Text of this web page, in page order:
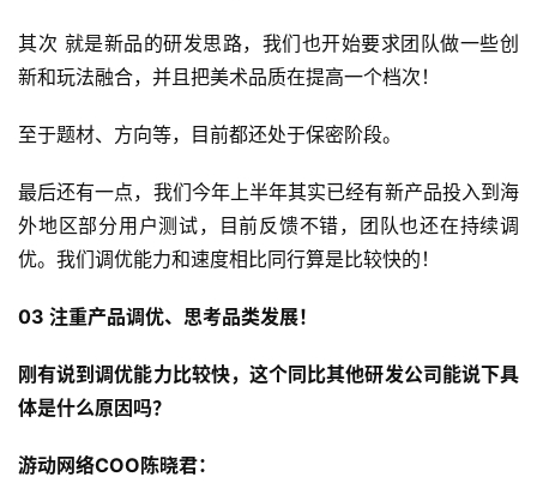
茶
原
创
戏
业
界
手
游
戏
单
其次 就是新品的研发思路，我们也开始要求团队做一些创
新和玩法融合，并且把美术品质在提高一个档次！
至于题材、方向等，目前都还处于保密阶段。
最后还有一点，我们今年上半年其实已经有新产品投入到海
外地区部分用户测试，目前反馈不错，团队也还在持续调
优。我们调优能力和速度相比同行算是比较快的！
03 注重产品调优、思考品类发展！
刚有说到调优能力比较快，这个同比其他研发公司能说下具
体是什么原因吗？
游动网络COO陈晓君：